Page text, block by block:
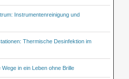
Instrumentenreinigung und
Thermische Desinfektion im
in ein Leben ohne Brille